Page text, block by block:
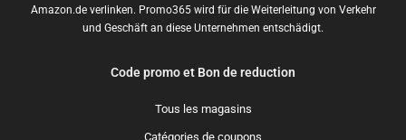
Amazon.de verlinken. Promo365 wird für die Weiterleitung von Verkehr
und Geschäft an diese Unternehmen entschädigt.
Code promo et Bon de reduction
Tous les magasins
Catégories de coupons